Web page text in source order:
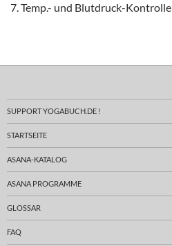
Temp.- und Blutdruck-Kontrolle
SUPPORT YOGABUCH.DE !
STARTSEITE
ASANA-KATALOG
ASANA PROGRAMME
GLOSSAR
FAQ